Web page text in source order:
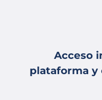
Acceso
plataforma y